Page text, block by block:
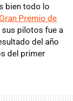
bien todo lo
Gran Premio de
pilotos fue a
del año
del primer